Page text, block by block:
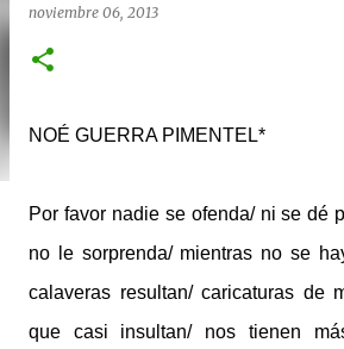
noviembre 06, 2013
NOÉ GUERRA PIMENTEL*
Por favor nadie se ofenda/ ni se dé
no le sorprenda/ mientras no se
calaveras resultan/ caricaturas de
que casi insultan/ nos tienen